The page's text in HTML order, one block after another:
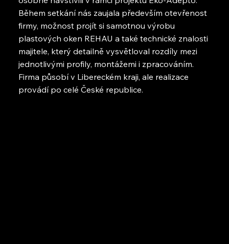
Během setkání nás zaujala především otevřenost
firmy, možnost projít si samotnou výrobu
plastových oken REHAU a také technické znalosti
majitele, který detailně vysvětloval rozdíly mezi
jednotlivými profily, montážemi i zpracováním.
Firma působí v Libereckém kraji, ale realizace
provádí po celé České republice.